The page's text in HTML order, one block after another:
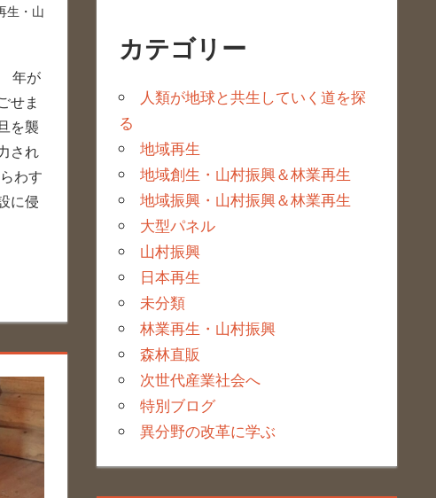
生・山
年が
せま
を襲
され
わす
に侵
カテゴリー
人類が地球と共生していく道を探
る
地域再生
地域創生・山村振興＆林業再生
地域振興・山村振興＆林業再生
大型パネル
山村振興
日本再生
未分類
林業再生・山村振興
森林直販
次世代産業社会へ
特別ブログ
異分野の改革に学ぶ